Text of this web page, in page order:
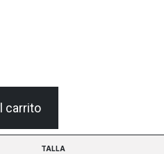
carrito
TALLA